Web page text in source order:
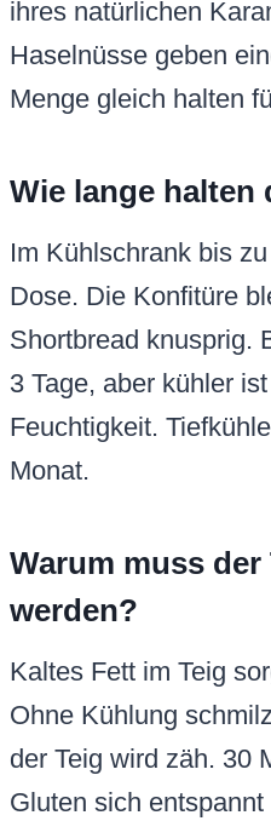
ihres natürlichen
Haselnüsse geben
Menge gleich halten
Wie lange halten
Im Kühlschrank bis
Dose. Die Konfitüre
Shortbread knusprig.
3 Tage, aber kühler
Feuchtigkeit.
Monat.
Warum muss
werden?
Kaltes Fett im Teig
Ohne Kühlung
der Teig wird zäh. 30
Gluten sich